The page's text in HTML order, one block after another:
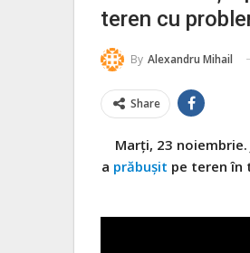
teren cu
By Alexandru Mihail
Share
Marți, 23
a prăbușit pe teren în